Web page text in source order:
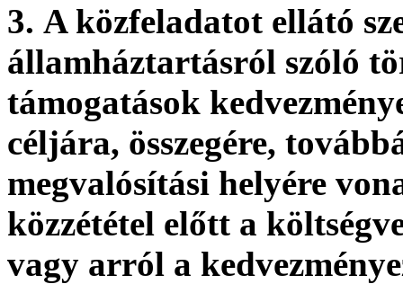
3. A közfeladatot ellátó
államháztartásról szóló
támogatások
céljára, összegére,
megvalósítási helyére
közzététel előtt a
vagy arról a